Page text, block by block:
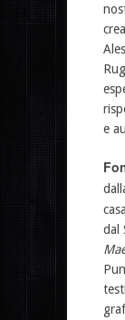
e
dal